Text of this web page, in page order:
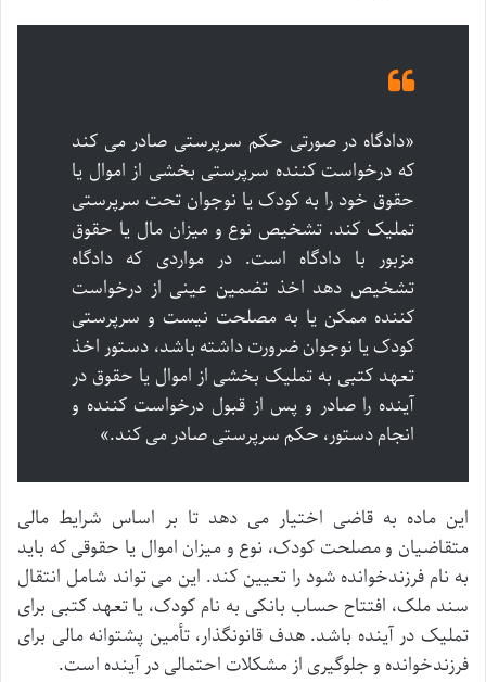
«دادگاه در صورتی حکم سرپرستی صادر می کند
که درخواست کننده سرپرستی بخشی از اموال یا
حقوق خود را به کودک یا نوجوان تحت سرپرستی
تملیک کند. تشخیص نوع و میزان مال یا حقوق
مزبور با دادگاه است. در مواردی که دادگاه
تشخیص دهد اخذ تضمین عینی از درخواست
کننده ممکن یا به مصلحت نیست و سرپرستی
کودک یا نوجوان ضرورت داشته باشد، دستور اخذ
تعهد کتبی به تملیک بخشی از اموال یا حقوق در
آینده را صادر و پس از قبول درخواست کننده و
انجام دستور، حکم سرپرستی صادر می کند.»
این ماده به قاضی اختیار می دهد تا بر اساس شرایط مالی
متقاضیان و مصلحت کودک، نوع و میزان اموال یا حقوقی که باید
به نام فرزندخوانده شود را تعیین کند. این می تواند شامل انتقال
سند ملک، افتتاح حساب بانکی به نام کودک، یا تعهد کتبی برای
تملیک در آینده باشد. هدف قانونگذار، تأمین پشتوانه مالی برای
فرزندخوانده و جلوگیری از مشکلات احتمالی در آینده است.